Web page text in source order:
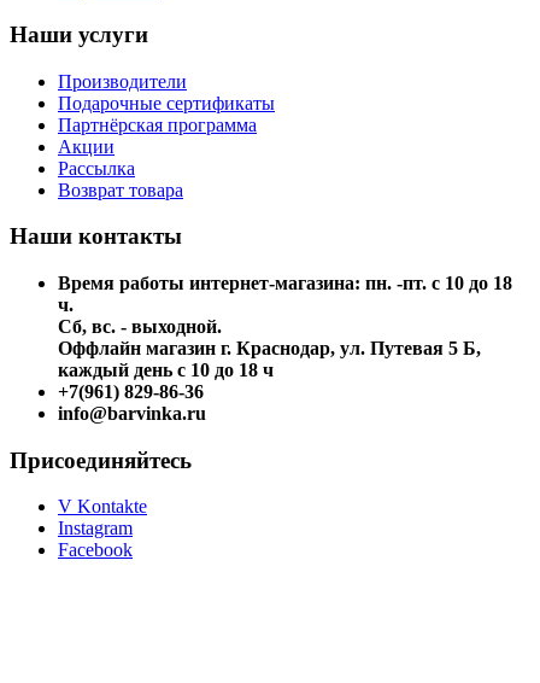
Наши услуги
Производители
Подарочные сертификаты
Партнёрская программа
Акции
Рассылка
Возврат товара
Наши контакты
Время работы интернет-магазина: пн. -пт. с 10 до 18
ч.
Сб, вс. - выходной.
Оффлайн магазин г. Краснодар, ул. Путевая 5 Б,
каждый день с 10 до 18 ч
+7(961) 829-86-36
info@barvinka.ru
Присоединяйтесь
V Kontakte
Instagram
Facebook